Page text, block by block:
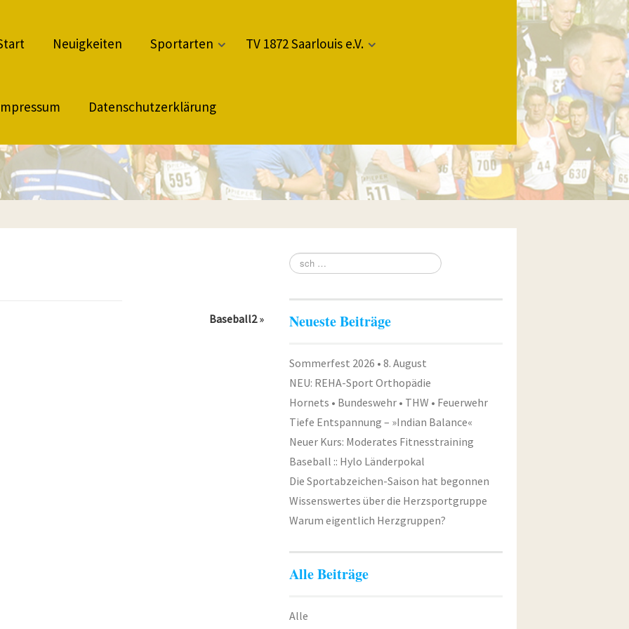
Neuigkeiten Sportarten TV 1872 Saarlouis e.V.
Datenschutzerklärung
Baseball2» Neueste Beiträge
Sommerfest 2026 • 8. August
NEU: REHA-Sport Orthopädie
Hornets • Bundeswehr • THW • Feuerwehr
Tiefe Entspannung – »Indian Balance«
Neuer Kurs: Moderates Fitnesstraining
Baseball :: Hylo Länderpokal
Die Sportabzeichen-Saison hat begonnen
Wissenswertes über die Herzsportgruppe
Warum eigentlich Herzgruppen?
Alle Beiträge
Alle